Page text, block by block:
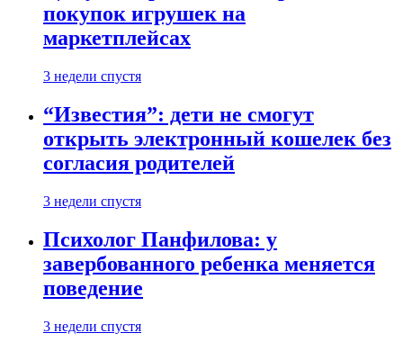
покупок игрушек на
маркетплейсах
3 недели спустя
“Известия”: дети не смогут
открыть электронный кошелек без
согласия родителей
3 недели спустя
Психолог Панфилова: у
завербованного ребенка меняется
поведение
3 недели спустя